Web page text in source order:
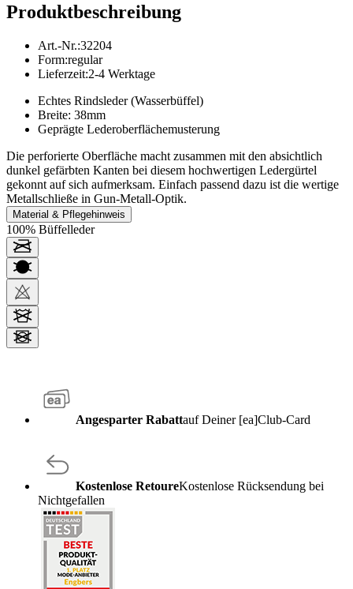
Produktbeschreibung
Art.-Nr.:32204
Form:regular
Lieferzeit:2-4 Werktage
Echtes Rindsleder (Wasserbüffel)
Breite: 38mm
Geprägte Lederoberflächemusterung
Die perforierte Oberfläche macht zusammen mit den absichtlich
dunkel gefärbten Kanten bei diesem hochwertigen Ledergürtel
gekonnt auf sich aufmerksam. Einfach passend dazu ist die wertige
Metallschließe in Gun-Metall-Optik.
Material & Pflegehinweis
100% Büffelleder
Angesparter Rabattauf Deiner [ea]Club-Card
Kostenlose RetoureKostenlose Rücksendung bei
Nichtgefallen